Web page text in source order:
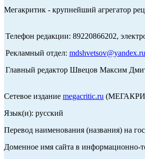
Мегакритик - крупнейший агрегатор
Телефон редакции: 89220866202,
Рекламный отдел: mdshvetsov@yandex.ru
Главный редактор Швецов Максим
Сетевое издание megacritic.ru
Язык(и): русский
Перевод наименования (названия) на
Доменное имя сайта в информационно-